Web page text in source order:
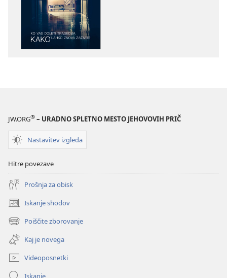
kakokako
JW.ORG® – URADNO SPLETNO MESTO JEHOVOVIH PRIČ
Nastavitev izgleda
Hitre povezave
Prošnja za obisk
Iskanje shodov
(odpre
novo
okno)
Poiščite zborovanje
(odpre
novo
okno)
Kaj je novega
Videoposnetki
Iskanje